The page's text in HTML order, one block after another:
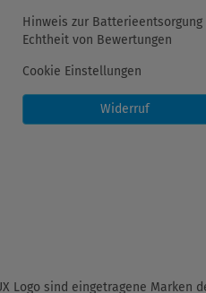
Hinweis zur Batterieentsorgung
Echtheit von Bewertungen
Cookie Einstellungen
Widerruf
Logo sind eingetragene Marken